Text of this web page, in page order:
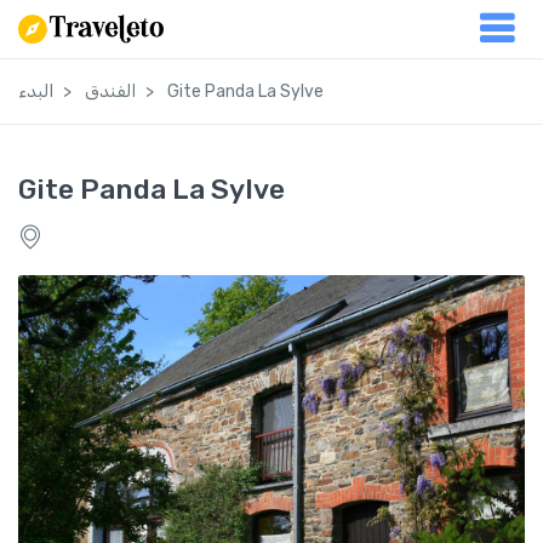
البدء الفندق Gite Panda La Sylve
Gite Panda La Sylve